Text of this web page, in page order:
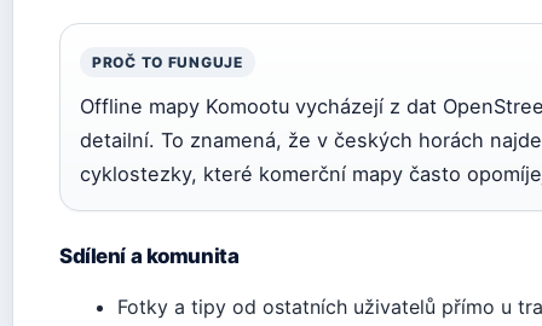
PROČ TO FUNGUJE
Offline mapy Komootu vycházejí z dat
detailní. To znamená, že v českých horách
cyklostezky, které komerční mapy často
Sdílení a komunita
Fotky a tipy od ostatních uživatelů přímo u